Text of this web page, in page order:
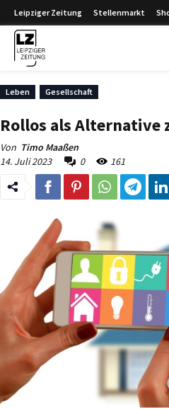
Leipziger Zeitung Stellenmarkt
Leben Gesellschaft
Rollos als Alternative
Von Timo Maaßen
14. Juli 2023
0 161